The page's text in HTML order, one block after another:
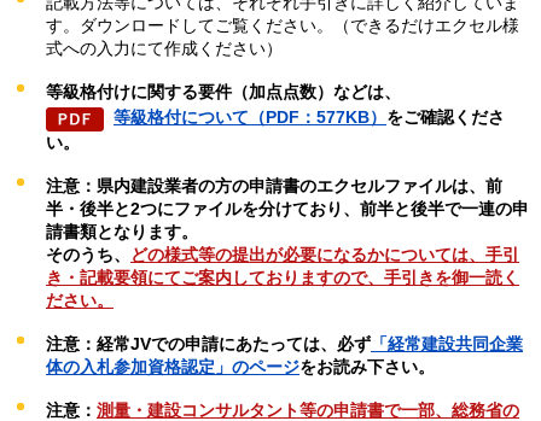
す。ダウンロードしてご覧ください。（できるだけエクセル様
式への入力にて作成ください）
等級格付けに関する要件（加点点数）などは、
等級格付について（PDF：577KB） をご確認くださ
い。
注意：県内建設業者の方の申請書のエクセルファイルは、前
半・後半と2つにファイルを分けており、前半と後半で一連の申
請書類となります。
そのうち、
どの様式等の提出が必要になるかについては、手引
き・記載要領にてご案内しておりますので、手引きを御一読く
ださい。
注意：経常JVでの申請にあたっては、必ず 「経常建設共同企業
体の入札参加資格認定」のページをお読み下さい。
注意： 測量・建設コンサルタント等の申請書で一部、総務省の